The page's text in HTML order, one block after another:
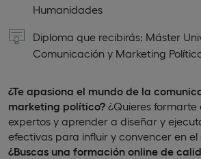
Humanidades
Diploma que recibirás: Máster
Comunicación y Marketing
¿Te apasiona el mundo de la
marketing político? ¿Quieres formarte
expertos y aprender a diseñar y
efectivas para influir y convencer en
¿Buscas una formación online de